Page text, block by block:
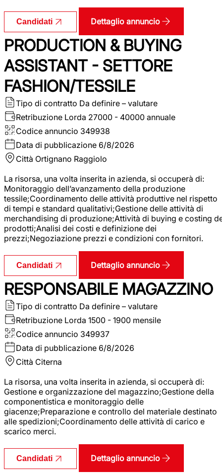
Candidati Dettaglio annuncio
PRODUCTION & BUYING
ASSISTANT - SETTORE
FASHION/TESSILE
Tipo di contratto Da definire – valutare
Retribuzione Lorda 27000 - 40000 annuale
Codice annuncio 349938
Data di pubblicazione 6/8/2026
Città Ortignano Raggiolo
La risorsa, una volta inserita in azienda, si occuperà di:
Monitoraggio dell’avanzamento della produzione
tessile;Coordinamento delle attività produttive nel rispetto
di tempi e standard qualitativi;Gestione delle attività di
merchandising di produzione;Attività di buying e costing
prodotti;Analisi dei costi e definizione dei
prezzi;Negoziazione prezzi e condizioni con fornitori.
Candidati Dettaglio annuncio
RESPONSABILE MAGAZZINO
Tipo di contratto Da definire – valutare
Retribuzione Lorda 1500 - 1900 mensile
Codice annuncio 349937
Data di pubblicazione 6/8/2026
Città Citerna
La risorsa, una volta inserita in azienda, si occuperà di:
Gestione e organizzazione del magazzino;Gestione della
componentistica e monitoraggio delle
giacenze;Preparazione e controllo del materiale destinato
alle spedizioni;Coordinamento delle attività di carico e
scarico merci.
Candidati Dettaglio annuncio